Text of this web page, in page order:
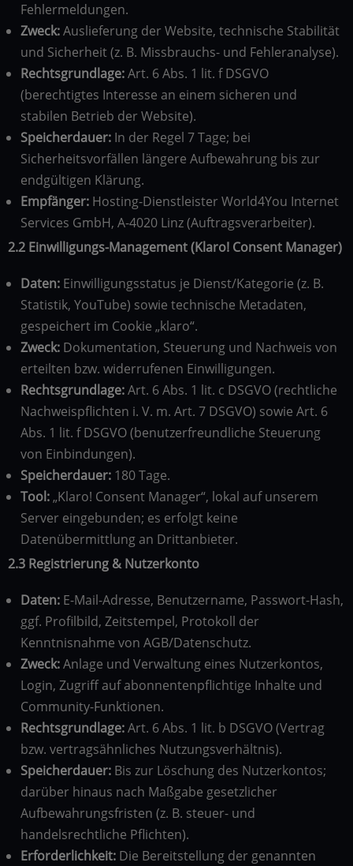
Fehlermeldungen.
Zweck:Auslieferung der Website, technische Stabilität
und Sicherheit (z. B. Missbrauchs- und Fehleranalyse).
Rechtsgrundlage:Art. 6 Abs. 1 lit. f DSGVO
(berechtigtes Interesse an einem sicheren und
stabilen Betrieb der Website).
Speicherdauer: In der Regel 7 Tage; bei
Sicherheitsvorfällen längere Aufbewahrung bis zur
endgültigen Klärung.
Empfänger: Hosting-Dienstleister World4You Internet
Services GmbH, A-4020 Linz (Auftragsverarbeiter).
2.2 Einwilligungs-Management (Klaro! Consent Manager)
Daten: Einwilligungsstatus je Dienst/Kategorie (z. B.
Statistik, YouTube) sowie technische Metadaten,
gespeichert im Cookie „klaro“.
Zweck: Dokumentation, Steuerung und Nachweis von
erteilten bzw. widerrufenen Einwilligungen.
Rechtsgrundlage:Art. 6 Abs. 1 lit. c DSGVO (rechtliche
Nachweispflichten i. V. m. Art. 7 DSGVO) sowie Art. 6
Abs. 1 lit. f DSGVO (benutzerfreundliche Steuerung
von Einbindungen).
Speicherdauer: 180 Tage.
Tool:„Klaro! Consent Manager“, lokal auf unserem
Server eingebunden; es erfolgt keine
Datenübermittlung an Drittanbieter.
2.3 Registrierung & Nutzerkonto
Daten: E-Mail-Adresse, Benutzername, Passwort-Hash,
ggf. Profilbild, Zeitstempel, Protokoll der
Kenntnisnahme von AGB/Datenschutz.
Zweck:Anlage und Verwaltung eines Nutzerkontos,
Login, Zugriff auf abonnentenpflichtige Inhalte und
Community-Funktionen.
Rechtsgrundlage:Art. 6 Abs. 1 lit. b DSGVO (Vertrag
bzw. vertragsähnliches Nutzungsverhältnis).
Speicherdauer: Bis zur Löschung des Nutzerkontos;
darüber hinaus nach Maßgabe gesetzlicher
Aufbewahrungsfristen (z. B. steuer- und
handelsrechtliche Pflichten).
Erforderlichkeit: Die Bereitstellung der genannten